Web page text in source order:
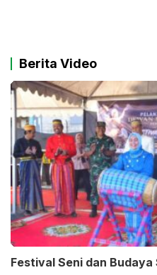
Berita Video
Festival Seni dan